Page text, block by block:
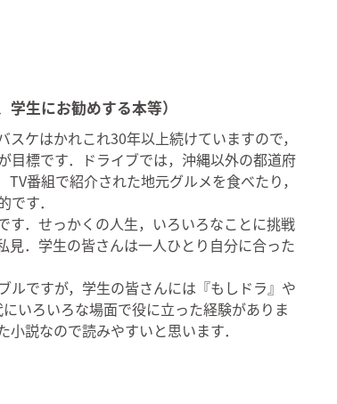
生にお勧めする本等）
ケはかれこれ30年以上続けていますので，
目標です．ドライブでは，沖縄以外の都道府
番組で紹介された地元グルメを食べたり，
す．
す．せっかくの人生，いろいろなことに挑戦
見．学生の皆さんは一人ひとり自分に合った
ルですが，学生の皆さんには『もしドラ』や
いろいろな場面で役に立った経験がありま
説なので読みやすいと思います．